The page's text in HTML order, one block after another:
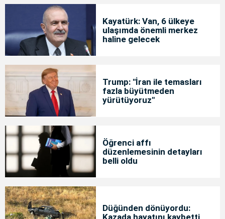
Kayatürk: Van, 6 ülkeye
ulaşımda önemli merkez
haline gelecek
Trump: "İran ile temasları
fazla büyütmeden
yürütüyoruz"
Öğrenci affı
düzenlemesinin detayları
belli oldu
Düğünden dönüyordu: